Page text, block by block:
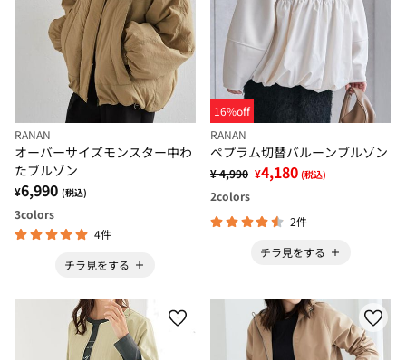
RANAN
オーバーサイズモンスター中わ
たブルゾン
¥6,990 (税込)
3colors
4件
チラ見をする
16%off
RANAN
ペプラム切替バルーンブルゾン
¥ 4,990 ¥4,180 (税込)
2colors
2件
チラ見をする